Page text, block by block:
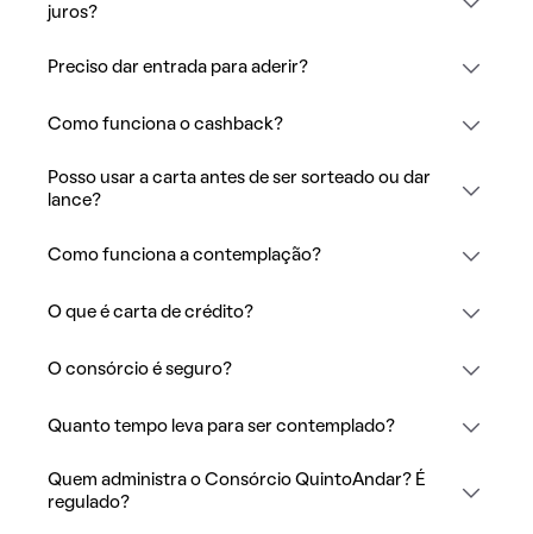
juros?
Preciso dar entrada para aderir?
Como funciona o cashback?
Posso usar a carta antes de ser sorteado ou dar
lance?
Como funciona a contemplação?
O que é carta de crédito?
O consórcio é seguro?
Quanto tempo leva para ser contemplado?
Quem administra o Consórcio QuintoAndar? É
regulado?